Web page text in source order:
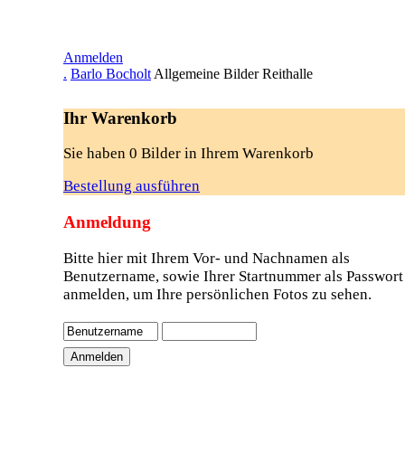
Anmelden
. Barlo Bocholt Allgemeine Bilder Reithalle
Ihr Warenkorb
Sie haben 0 Bilder in Ihrem Warenkorb
Bestellung ausführen
Anmeldung
Bitte hier mit Ihrem Vor- und Nachnamen als
Benutzername, sowie Ihrer Startnummer als Passwort
anmelden, um Ihre persönlichen Fotos zu sehen.